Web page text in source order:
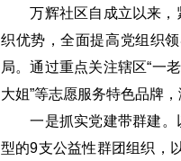
万辉社区自成立以来，紧
织优势，全面提高党组织
局。通过重点关注辖区“一
大姐”等志愿服务特色品牌，
一是抓实党建带群建。
型的9支公益性群团组织，